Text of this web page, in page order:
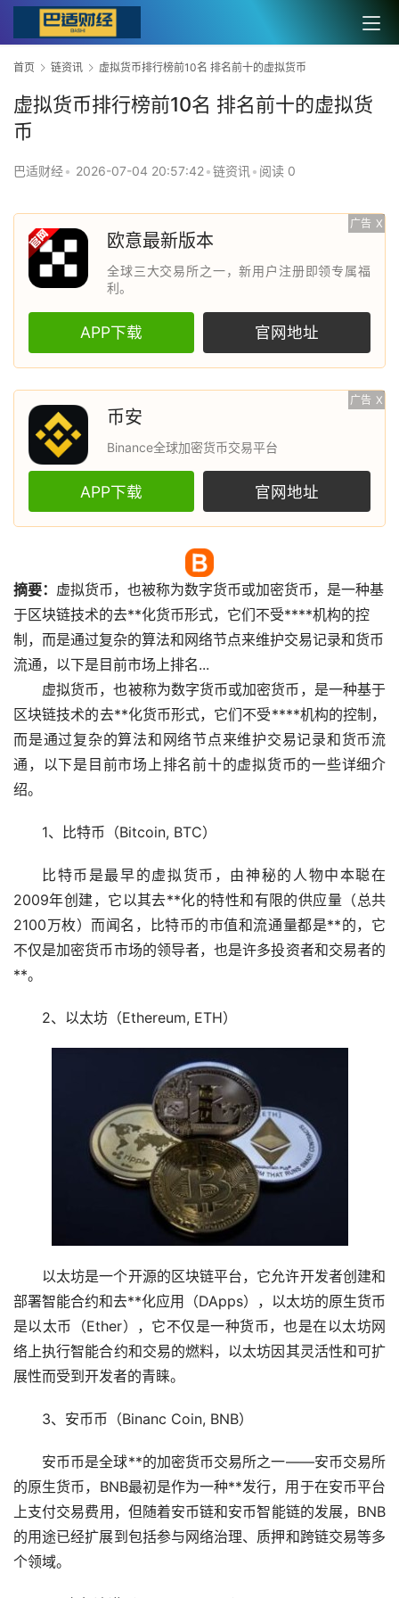
首页 链资讯 虚拟货币排行榜前10名 排名前十的虚拟货币
虚拟货币排行榜前10名 排名前十的虚拟货
币
巴适财经• 2026-07-04 20:57:42•链资讯 • 阅读 0
广告 X
欧意最新版本
全球三大交易所之一，新用户注册即领专属福
利。
APP下载 官网地址
广告 X
币安
Binance全球加密货币交易平台
APP下载 官网地址
摘要： 虚拟货币，也被称为数字货币或加密货币，是一种基
于区块链技术的去**化货币形式，它们不受****机构的控
制，而是通过复杂的算法和网络节点来维护交易记录和货币
流通，以下是目前市场 上排名...
虚拟货币，也被称为数字货币或加密货币，是一种基于
区块链技术的去**化货币形式，它们不受****机构的控制，
而是通过复杂的算法和网络节点来维护交易记录和货币流
通，以下是目前市场上排名前十的虚拟货币的一些详细介
绍。
1、 比特币 （Bitcoin, BTC）
比特币是最早的虚拟货币，由神秘的人物中本聪在
2009年创建，它以其去**化的特性和有限的供应量（总共
2100万枚）而闻名，比特币的市值和流通量都是**的，它
不仅是加密货币市场的领导者，也是许多投资者和交易者的
**。
2、 以太坊 （Ethereum, ETH）
以太坊是一个开源的区块链平台，它允许开发者创建和
部署智能合约和去**化应用（DApps），以太坊的原生货币
是以太币（Ether），它不仅是一种货币，也是在以太坊网
络上执行智能合约和交易的燃料，以太坊因其灵活性和可扩
展性而受到开发者的青睐。
3、安币币（Binanc Coin, BNB）
安币币是全球**的加密货币交易所之一——安币交易所
的原生货币，BNB最初是作为一种**发行，用于在安币平台
上支付交易费用，但随着安币链和安币智能链的发展，BNB
的用途已经扩展到包括参与网络治理、质押和跨链交易等多
个领域。